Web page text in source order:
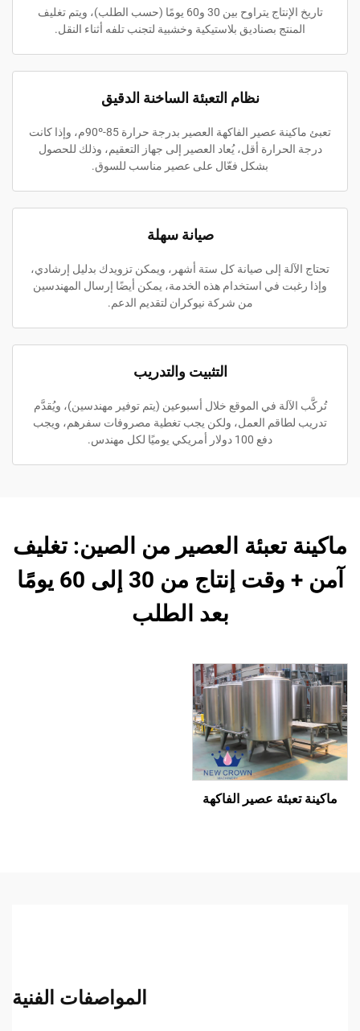
تاريخ الإنتاج يتراوح بين 30 و60 يومًا (حسب الطلب)، ويتم تغليف
المنتج بصناديق بلاستيكية وخشبية لتجنب تلفه أثناء النقل.
نظام التعبئة الساخنة الدقيق
تعبئ ماكينة عصير الفاكهة العصير بدرجة حرارة 85-90ºم، وإذا كانت
درجة الحرارة أقل، يُعاد العصير إلى جهاز التعقيم، وذلك للحصول
بشكل فعّال على عصير مناسب للسوق.
صيانة سهلة
تحتاج الآلة إلى صيانة كل ستة أشهر، ويمكن تزويدك بدليل إرشادي،
وإذا رغبت في استخدام هذه الخدمة، يمكن أيضًا إرسال المهندسين
من شركة نيوكران لتقديم الدعم.
التثبيت والتدريب
تُركَّب الآلة في الموقع خلال أسبوعين (يتم توفير مهندسين)، ويُقدَّم
تدريب لطاقم العمل، ولكن يجب تغطية مصروفات سفرهم، ويجب
دفع 100 دولار أمريكي يوميًا لكل مهندس.
ماكينة تعبئة العصير من الصين: تغليف
آمن + وقت إنتاج من 30 إلى 60 يومًا
بعد الطلب
ماكينة تعبئة عصير الفاكهة
المواصفات الفنية